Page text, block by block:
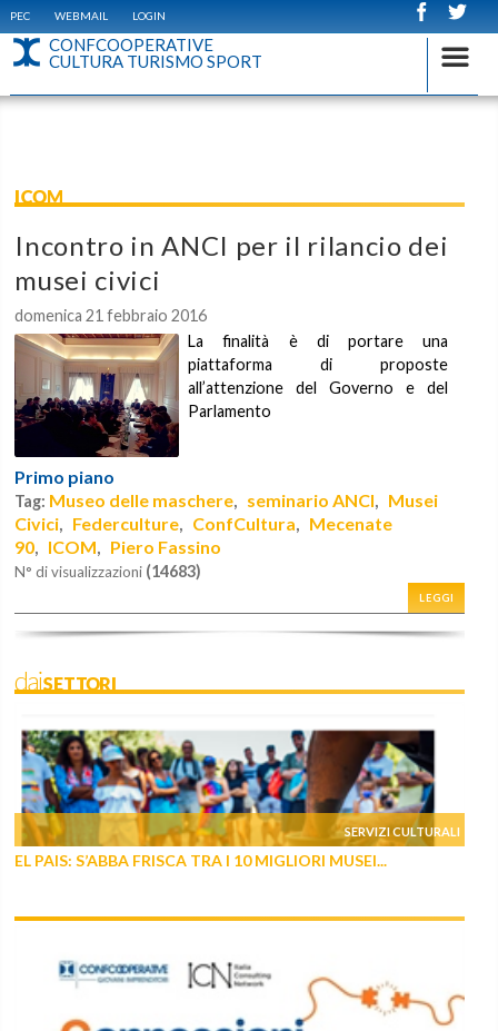
PEC WEBMAIL LOGIN
CONFCOOPERATIVE
CULTURA TURISMO SPORT
ICOM
Incontro in ANCI per il rilancio dei
musei civici
domenica 21 febbraio 2016
La finalità è di portare una
piattaforma di proposte
all’attenzione del Governo e del
Parlamento
Primo piano
Tag: Museo delle maschere, seminario ANCI, Musei
Civici, Federculture, ConfCultura, Mecenate
90, ICOM, Piero Fassino
N° di visualizzazioni (14683)
LEGGI
daiSETTORI
SERVIZI CULTURALI
EL PAIS: S’ABBA FRISCA TRA I 10 MIGLIORI MUSEI...